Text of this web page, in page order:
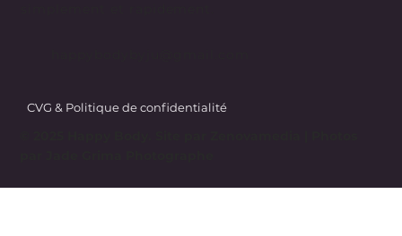
CVG & Politique de confidentialité